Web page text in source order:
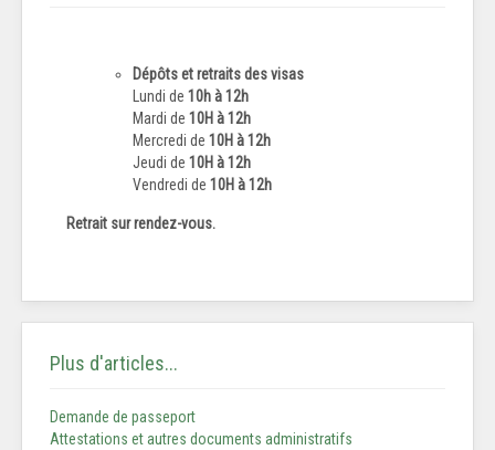
Dépôts et retraits des visas
Lundi de 10h à 12h
Mardi de 10H à 12h
Mercredi de 10H à 12h
Jeudi de 10H à 12h
Vendredi de 10H à 12h
Retrait sur rendez-vous.
Plus d'articles...
Demande de passeport
Attestations et autres documents administratifs